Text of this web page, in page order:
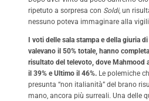
ripetuto a sorpresa con Soldi, un
nessuno poteva immaginare alla
I voti delle sala stampa e della giuria
valevano il 50% totale, hanno
risultato del televoto, dove Mahmood
il 39% e Ultimo il 46%. Le polemiche
presunta “non italianità” del brano
mano, ancora più surreali. Una delle